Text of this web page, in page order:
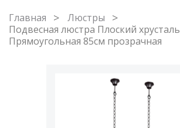
Главная
Люстры
Подвесная люстра Плоский хрусталь
Прямоугольная 85см прозрачная